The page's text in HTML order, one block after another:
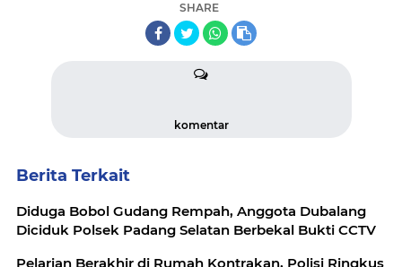
SHARE
komentar
Berita Terkait
Diduga Bobol Gudang Rempah, Anggota Dubalang
Diciduk Polsek Padang Selatan Berbekal Bukti CCTV
Pelarian Berakhir di Rumah Kontrakan, Polisi Ringkus